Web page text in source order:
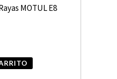
MOTUL E8